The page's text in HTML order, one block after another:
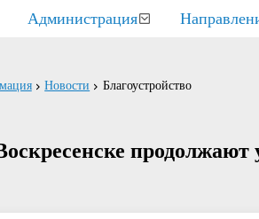
Администрация
Новости Благоустройство
продолжают